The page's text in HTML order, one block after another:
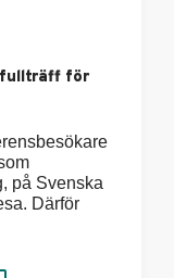
för
på Svenska
Därför